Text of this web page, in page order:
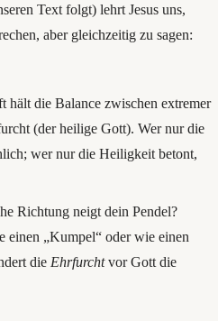
Text folgt) lehrt Jesus uns,
aber gleichzeitig zu sagen:
hält die Balance zwischen extremer
(der heilige Gott). Wer nur die
wer nur die Heiligkeit betont,
Richtung neigt dein Pendel?
einen „Kumpel“ oder wie einen
die Ehrfurchtvor Gott die